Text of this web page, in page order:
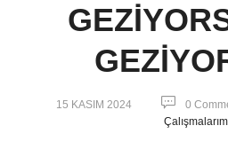
15 KASIM 2024 0